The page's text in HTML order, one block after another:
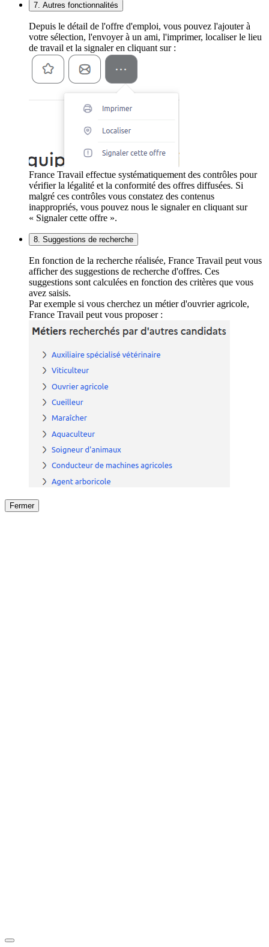
7. Autres fonctionnalités
Depuis le détail de l'offre d'emploi, vous pouvez l'ajouter à
votre sélection, l'envoyer à un ami, l'imprimer, localiser le lieu
de travail et la signaler en cliquant sur :
France Travail effectue systématiquement des contrôles pour
vérifier la légalité et la conformité des offres diffusées. Si
malgré ces contrôles vous constatez des contenus
inappropriés, vous pouvez nous le signaler en cliquant sur
« Signaler cette offre ».
8. Suggestions de recherche
En fonction de la recherche réalisée, France Travail peut vous
afficher des suggestions de recherche d'offres. Ces
suggestions sont calculées en fonction des critères que vous
avez saisis.
Par exemple si vous cherchez un métier d'ouvrier agricole,
France Travail peut vous proposer :
Fermer